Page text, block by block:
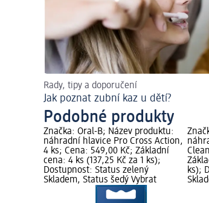
Rady, tipy a doporučení
Jak poznat zubní kaz u dětí?
Podobné produkty
Značka: Oral-B; Název produktu:
náhradní hlavice Pro Cross Action,
4 ks; Cena: 549,00 Kč; Základní
cena: 4 ks (137,25 Kč za 1 ks);
Dostupnost: Status zelený
Skladem, Status šedý Vybrat
ks);